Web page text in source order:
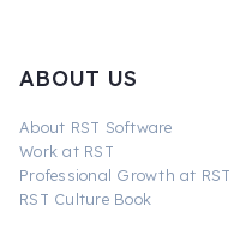
ABOUT US
About RST Software
Work at RST
Professional Growth at RST
RST Culture Book